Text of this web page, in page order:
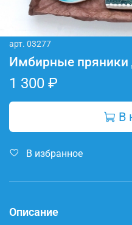
арт. 03277
Имбирные
1 300 ₽
В
В избранное
Описание